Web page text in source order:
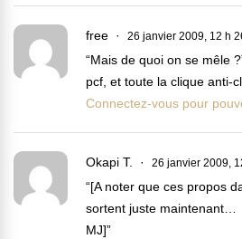
free 26 janvier 2009, 12 h
“Mais de quoi on se mêle
pcf, et toute la clique anti-
Connectez-vous pour
Okapi T. 26 janvier 2009,
“[A noter que ces propos
sortent juste maintenant…
MJ]”